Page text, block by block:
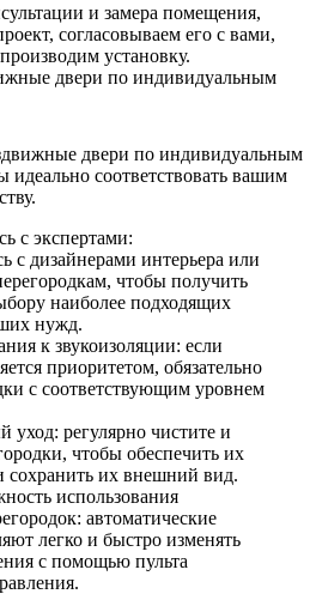
и замера помещения,
согласовываем его с вами,
установку.
двери по индивидуальным
двери по индивидуальным
идеально соответствовать вашим
с экспертами:
с дизайнерами интерьера или
чтобы получить
наиболее подходящих
нужд.
к звукоизоляции: если
приоритетом, обязательно
с соответствующим уровнем
уход: регулярно чистите и
чтобы обеспечить их
сохранить их внешний вид.
использования
автоматические
легко и быстро изменять
с помощью пульта